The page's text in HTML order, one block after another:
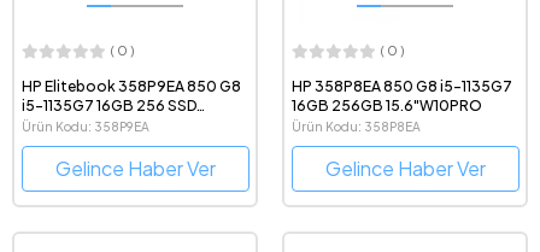
( 0 )
HP Elitebook 358P9EA 850 G8
i5-1135G7 16GB 256 SSD
15.6"W10P
Ürün Kodu: 358P9EA
Gelince Haber Ver
( 0 )
HP 358P8EA 850 G8 i5-1135G7
16GB 256GB 15.6"W10PRO
Ürün Kodu: 358P8EA
Gelince Haber Ver